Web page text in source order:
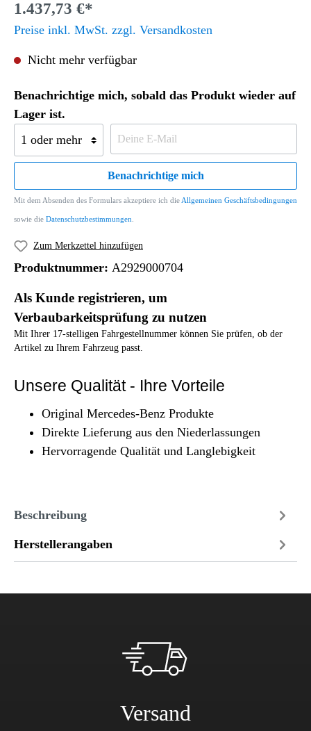
1.437,73 €*
Preise inkl. MwSt. zzgl. Versandkosten
Nicht mehr verfügbar
Benachrichtige mich, sobald das Produkt wieder auf
Lager ist.
Benachrichtige mich
Mit dem Absenden des Formulars akzeptiere ich die Allgemeinen Geschäftsbedingungen
sowie die Datenschutzbestimmungen
Zum Merkzettel hinzufügen
Produktnummer: A2929000704
Als Kunde registrieren, um
Verbaubarkeitsprüfung zu nutzen
Mit Ihrer 17-stelligen Fahrgestellnummer können Sie prüfen, ob der
Artikel zu Ihrem Fahrzeug passt.
Unsere Qualität - Ihre Vorteile
Original Mercedes-Benz Produkte
Direkte Lieferung aus den Niederlassungen
Hervorragende Qualität und Langlebigkeit
Beschreibung
Herstellerangaben
Versand